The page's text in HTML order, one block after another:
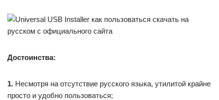
Достоинства:
1. Несмотря на отсутствие русского языка, утилитой крайне
просто и удобно пользоваться;